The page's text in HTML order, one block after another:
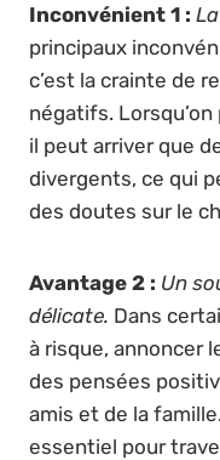
Inconvénient 1 :
principaux
c’est la crainte de
négatifs.
il peut arriver que
divergents, ce qui
des doutes sur le
Avantage 2 : Un
délicate. Dans
à risque, annoncer
des pensées
amis et de la
essentiel pour